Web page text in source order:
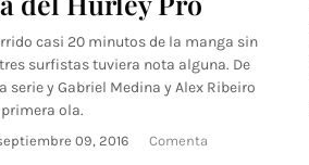
casi 20 minutos de la manga sin
surfistas tuviera nota alguna. De
serie y Gabriel Medina y Alex Ribeiro
ola.
09, 2016 Comenta